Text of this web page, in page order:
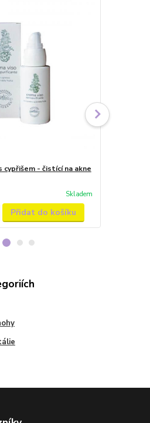
cypřišem - čistící na akne
Skladem
Přidat do košíku